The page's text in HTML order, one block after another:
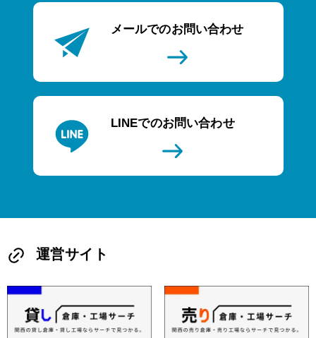
メールでのお問い合わせ
LINEでのお問い合わせ
運営サイト